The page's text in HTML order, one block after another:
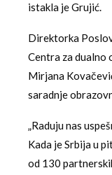
istakla je Grujić.
Direktorka
Centra za dualno
Mirjana
saradnje
„Raduju nas
Kada je Srbija u
od 130